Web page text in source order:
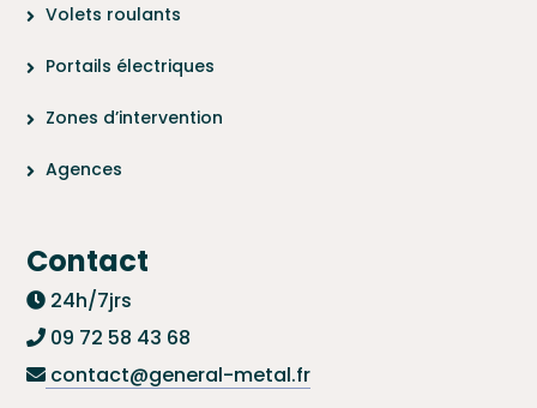
Volets roulants
Portails électriques
Zones d’intervention
Agences
Contact
24h/7jrs
09 72 58 43 68
contact@general-metal.fr